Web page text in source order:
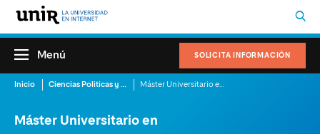
SOLICITA INFORMACIÓN
Menú
Inicio Ciencias Politicas y Relaciones Internacionales
Máster Universitario en